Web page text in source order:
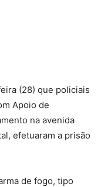
(28) que policiais
Apoio de
na avenida
efetuaram a prisão
de fogo, tipo